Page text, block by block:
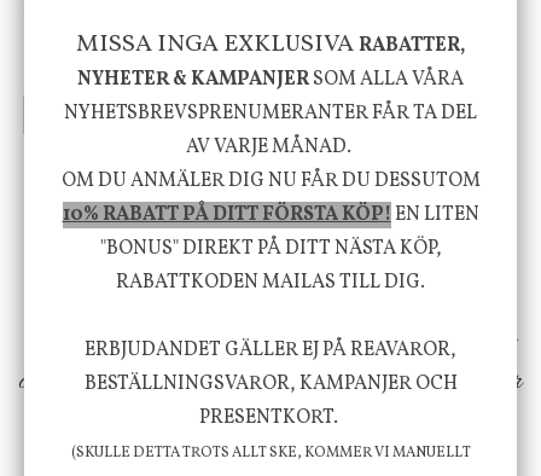
635 kr795 kr
INFO KÖP
Stengods
415 kr
INFO KÖP
Vi vill förmedla känsla, upplevelse och
välbefinnande för dig och ditt hem! Med
inspiration från naturen och dess färgpalett
erbjuder vi omsorgsfullt utvalda produkter som
ökar trivsel i ditt hem och ger det lilla extra för
att öka ditt välmående!
MISSA INGA EXKLUSIVARABATTER,
NYHETER & KAMPANJERSOM ALLA VÅRA
NYHETSBREVSPRENUMERANTER FÅR TA DEL
AV VARJE MÅNAD.
OM DU ANMÄLER DIG NU FÅR DU DESSUTOM
10% RABATT PÅ DITT FÖRSTA KÖP!EN LITEN
"BONUS" DIREKT PÅ DITT NÄSTA KÖP,
RABATTKODEN MAILAS TILL DIG.
ERBJUDANDET GÄLLER EJ PÅ REAVAROR,
BESTÄLLNINGSVAROR, KAMPANJER OCH
PRESENTKORT.
(SKULLE DETTA TROTS ALLT SKE, KOMMER VI MANUELLT